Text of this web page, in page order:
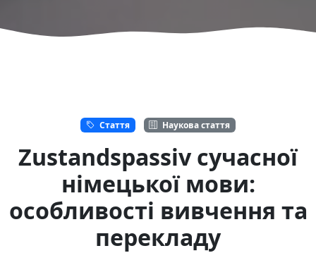
Стаття Наукова стаття
Zustandspassiv сучасної
німецької мови:
особливості вивчення та
перекладу